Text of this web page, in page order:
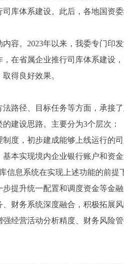
库体系建设。此后，各地国资
容。2023年以来，我委专门印
在省属企业推行司库体系建设
得良好效果。
路径、目标任务等方面，承接
建设思路。主要分为3个层次：
度，初步建成能够上线运行的
本实现境内企业银行账户和资
信息系统在实现上述功能的前提
提升统一配置和调度资金等金
财务系统深度融合，积极拓展
经营活动分析精度、财务风险